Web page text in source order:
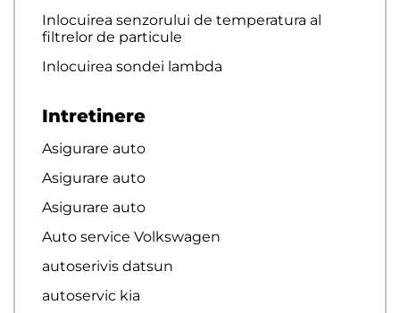
Inlocuirea senzorului de temperatura al
filtrelor de particule
Inlocuirea sondei lambda
Intretinere
Asigurare auto
Asigurare auto
Asigurare auto
Auto service Volkswagen
autoserivis datsun
autoservic kia